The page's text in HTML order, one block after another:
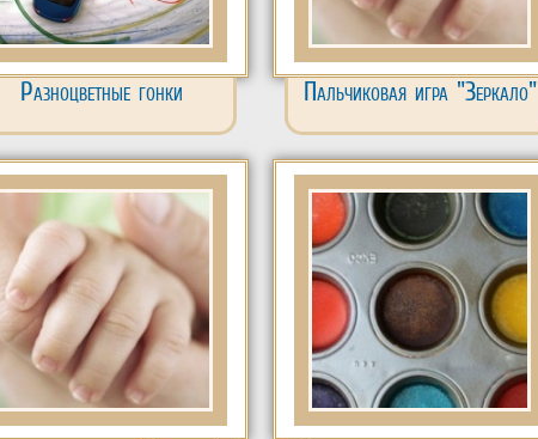
Разноцветные гонки Пальчиковая игра "Зеркало"